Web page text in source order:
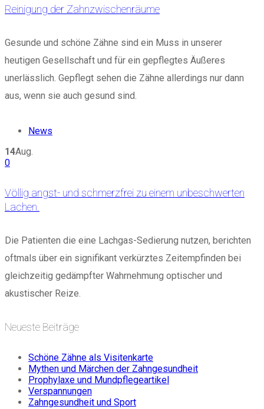
Reinigung der Zahnzwischenräume
Gesunde und schöne Zähne sind ein Muss in unserer
heutigen Gesellschaft und für ein gepflegtes Äußeres
unerlässlich. Gepflegt sehen die Zähne allerdings nur dann
aus, wenn sie auch gesund sind.
News
14Aug.
0
Völlig angst- und schmerzfrei zu einem unbeschwerten
Lachen.
Die Patienten die eine Lachgas-Sedierung nutzen, berichten
oftmals über ein signifikant verkürztes Zeitempfinden bei
gleichzeitig gedämpfter Wahrnehmung optischer und
akustischer Reize.
Neueste Beiträge
Schöne Zähne als Visitenkarte
Mythen und Märchen der Zahngesundheit
Prophylaxe und Mundpflegeartikel
Verspannungen
Zahngesundheit und Sport